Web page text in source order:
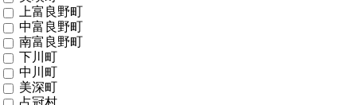
上富良野町
中富良野町
南富良野町
下川町
中川町
美深町